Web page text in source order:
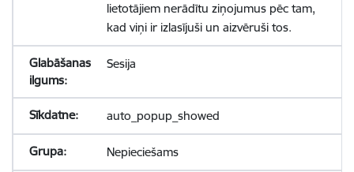
lietotājiem nerādītu ziņojumus pēc tam,
kad viņi ir izlasījuši un aizvēruši tos.
Sesija
auto_popup_showed
Nepieciešams